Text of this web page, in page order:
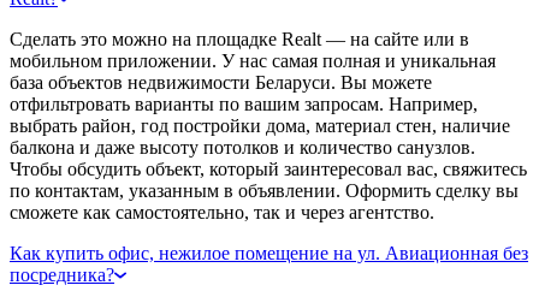
Сделать это можно на площадке Realt — на сайте или в
мобильном приложении. У нас самая полная и уникальная
база объектов недвижимости Беларуси. Вы можете
отфильтровать варианты по вашим запросам. Например,
выбрать район, год постройки дома, материал стен, наличие
балкона и даже высоту потолков и количество санузлов.
Чтобы обсудить объект, который заинтересовал вас, свяжитесь
по контактам, указанным в объявлении. Оформить сделку вы
сможете как самостоятельно, так и через агентство.
Как купить офис, нежилое помещение на ул. Авиационная без
посредника?